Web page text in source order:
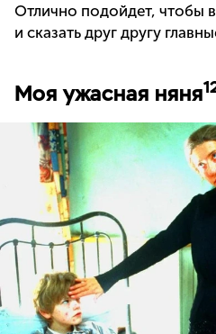
Отлично подойдет, чтобы
и сказать друг другу
Моя ужасная няня